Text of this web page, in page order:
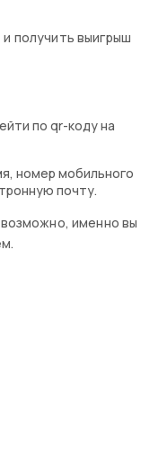
получить выигрыш
по qr-коду на
номер мобильного
почту.
возможно, именно вы